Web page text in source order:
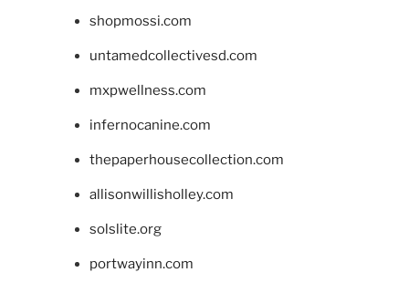
shopmossi.com
untamedcollectivesd.com
mxpwellness.com
infernocanine.com
thepaperhousecollection.com
allisonwillisholley.com
solslite.org
portwayinn.com